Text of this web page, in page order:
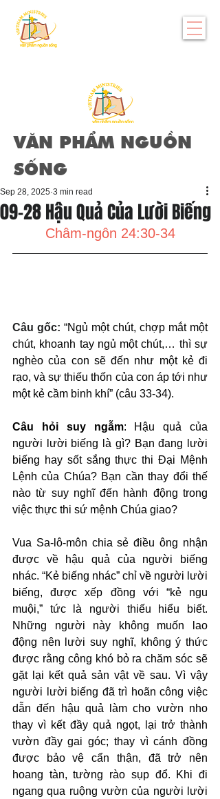
VĂN PHẨM NGUỒN
SỐNG
09-28 Hậu Quả Của Lười Biếng
Sep 28, 2025 3 min read
Châm-ngôn 24:30-34
Câu gốc: “Ngủ một chút, chợp mắt một
chút, khoanh tay ngủ một chút,… thì sự
nghèo của con sẽ đến như một kẻ đi
rạo, và sự thiếu thốn của con áp tới như
một kẻ cầm binh khí” (câu 33-34).
Câu hỏi suy ngẫm: Hậu quả của
người lười biếng là gì? Bạn đang lười
biếng hay sốt sắng thực thi Đại Mệnh
Lệnh của Chúa? Bạn cần thay đổi thế
nào từ suy nghĩ đến hành động trong
việc thực thi sứ mệnh Chúa giao?
Vua Sa-lô-môn chia sẻ điều ông nhận
được về hậu quả của người biếng
nhác. “Kẻ biếng nhác” chỉ về người lười
biếng, được xếp đồng với “kẻ ngu
muội,” tức là người thiếu hiểu biết.
Những người này không muốn lao
động nên lười suy nghĩ, không ý thức
được rằng công khó bỏ ra chăm sóc sẽ
gặt lại kết quả sản vật về sau. Vì vậy
người lười biếng đã trì hoãn công việc
dẫn đến hậu quả làm cho vườn nho
thay vì kết đầy quả ngọt, lại trở thành
vườn đầy gai góc; thay vì cánh đồng
được bảo vệ cẩn thận, đã trở nên
hoang tàn, tường rào sụp đổ. Khi đi
ngang qua ruộng vườn của người lười